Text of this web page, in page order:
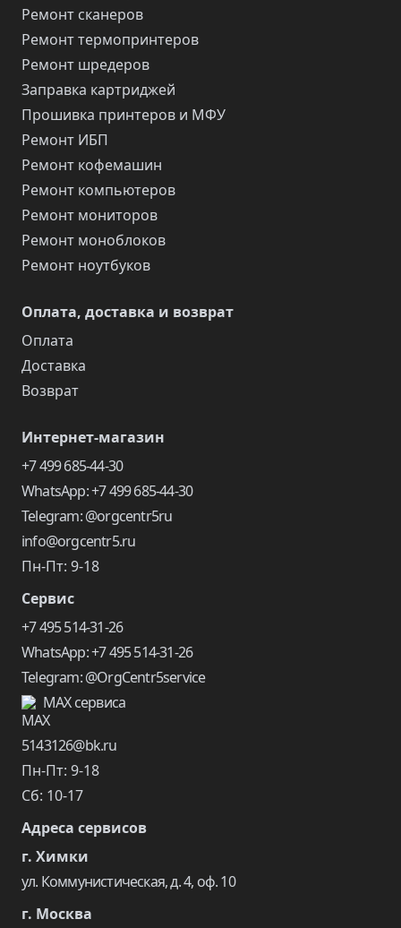
Ремонт сканеров
Ремонт термопринтеров
Ремонт шредеров
Заправка картриджей
Прошивка принтеров и МФУ
Ремонт ИБП
Ремонт кофемашин
Ремонт компьютеров
Ремонт мониторов
Ремонт моноблоков
Ремонт ноутбуков
Оплата, доставка и возврат
Оплата
Доставка
Возврат
Интернет-магазин
+7 499 685-44-30
WhatsApp: +7 499 685-44-30
Telegram: @orgcentr5ru
info@orgcentr5.ru
Пн-Пт: 9-18
Сервис
+7 495 514-31-26
WhatsApp: +7 495 514-31-26
Telegram: @OrgCentr5service
MAX сервиса
5143126@bk.ru
Пн-Пт: 9-18
Сб: 10-17
Адреса сервисов
г. Химки
ул. Коммунистическая, д. 4, оф. 10
г. Москва